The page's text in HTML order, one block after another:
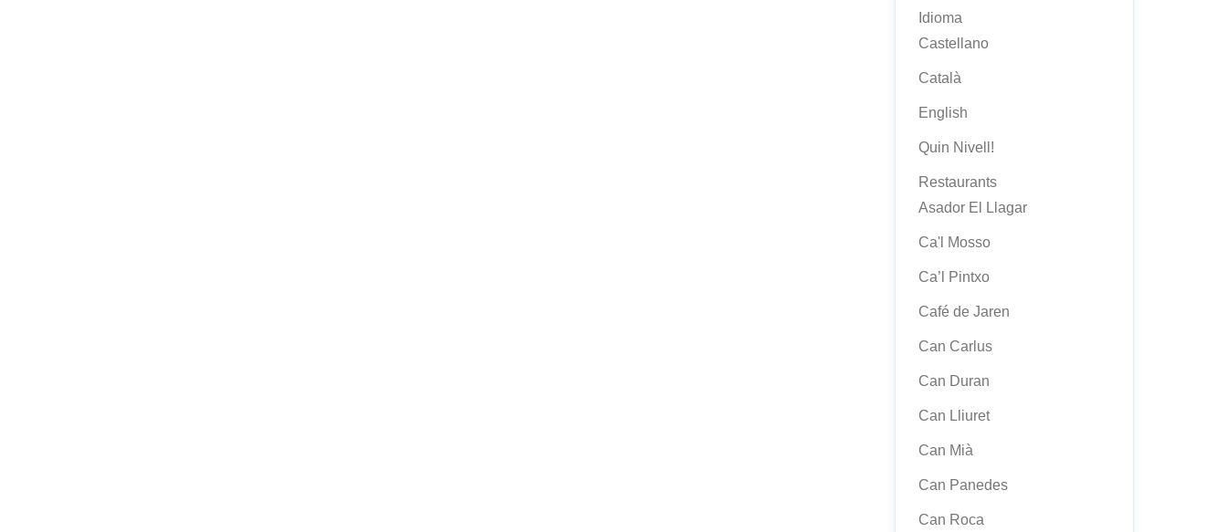
Idioma
Castellano
Català
English
Quin Nivell!
Restaurants
Asador El Llagar
Ca'l Mosso
Ca’l Pintxo
Café de Jaren
Can Carlus
Can Duran
Can Lliuret
Can Mià
Can Panedes
Can Roca